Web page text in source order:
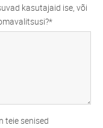
kasutajaid ise, või
teie senised